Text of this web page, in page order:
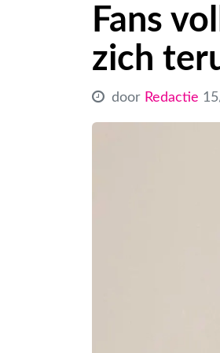
Fans
zich
door Redactie